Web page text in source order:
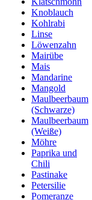
Knoblauch
Kohlrabi
Linse
Löwenzahn
Mairübe
Mais
Mandarine
Mangold
Maulbeerbaum
(Schwarze)
Maulbeerbaum
(Weiße)
Möhre
Paprika und
Chili
Pastinake
Petersilie
Pomeranze